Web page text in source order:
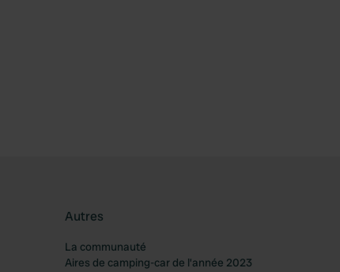
Autres
La communauté
Aires de camping-car de l’année 2023